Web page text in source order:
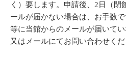
く）要します。申請後、2日（閉
ールが届かない場合は、お手数
等に当館からのメールが届いて
又はメールにてお問い合わせくだ